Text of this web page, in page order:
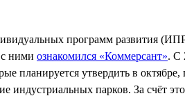
программ развития
с ними ознакомился «Коммерсант». С
утвердить в октябре,
парков. За счёт